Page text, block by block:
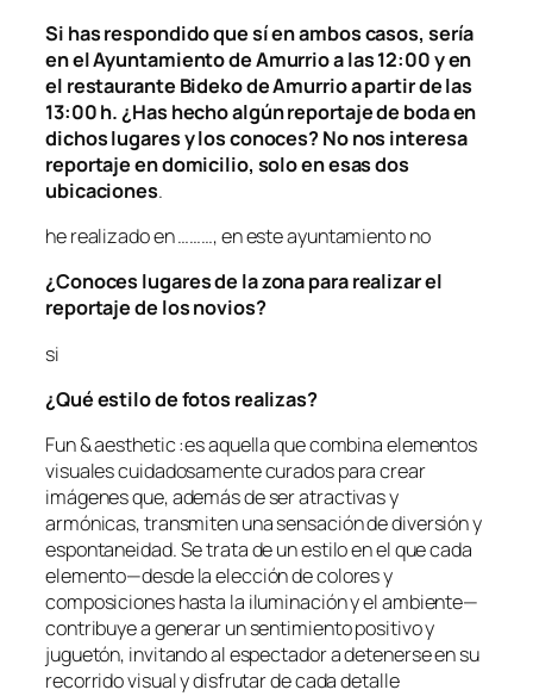
Si has respondido que sí en ambos casos, sería
en el Ayuntamiento de Amurrio a las 12:00 y en
el restaurante Bideko de Amurrio a partir de las
13:00 h. ¿Has hecho algún reportaje de boda en
dichos lugares y los conoces? No nos interesa
reportaje en domicilio, solo en esas dos
ubicaciones.
he realizado en ………, en este ayuntamiento no
¿Conoces lugares de la zona para realizar el
reportaje de los novios?
si
¿Qué estilo de fotos realizas?
Fun & aesthetic :es aquella que combina elementos
visuales cuidadosamente curados para crear
imágenes que, además de ser atractivas y
armónicas, transmiten una sensación de diversión y
espontaneidad. Se trata de un estilo en el que cada
elemento—desde la elección de colores y
composiciones hasta la iluminación y el ambiente—
contribuye a generar un sentimiento positivo y
juguetón, invitando al espectador a detenerse en su
recorrido visual y disfrutar de cada detalle